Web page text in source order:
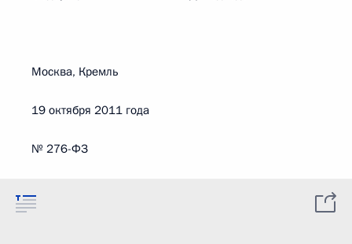
Москва, Кремль
19 октября 2011 года
№ 276-ФЗ